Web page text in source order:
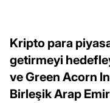
Kripto para
getirmeyi
ve Green Acorn
Birleşik Arap